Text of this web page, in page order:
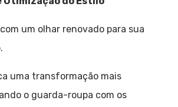
um olhar renovado para sua
uma transformação mais
o guarda-roupa com os